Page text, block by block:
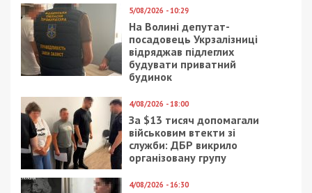
5/08/2026 - 10:29
На Волині депутат-
посадовець Укрзалізниці
відряджав підлеглих
будувати приватний
будинок
4/08/2026 - 18:00
За $13 тисяч допомагали
військовим втекти зі
служби: ДБР викрило
організовану групу
4/08/2026 - 16:30